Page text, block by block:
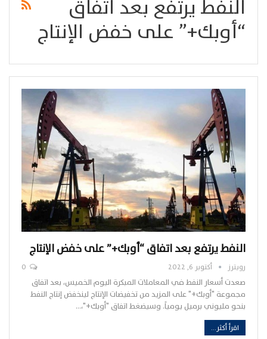
النفط يرتفع بعد اتفاق
“أوبك+” على خفض الإنتاج
النفط يرتفع بعد اتفاق “أوبك+” على خفض الإنتاج
رويترز أكتوبر 6, 2022
صعدت أسعار النفط في المعاملات المبكرة اليوم الخميس، بعد اتفاق
مجموعة "أوبك+" على المزيد من تخفيضات الإنتاج لينخفض إنتاج النفط
بنحو مليوني برميل يومياً. وسيضغط اتفاق "أوبك+"،…
اقرأ أكثر...